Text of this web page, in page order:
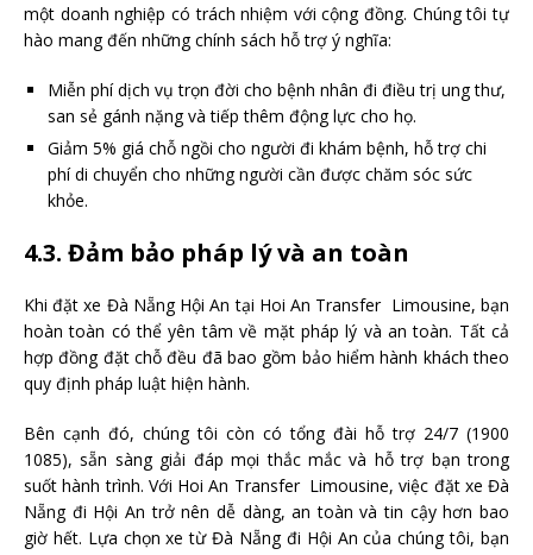
một doanh nghiệp có trách nhiệm với cộng đồng. Chúng tôi tự
hào mang đến những chính sách hỗ trợ ý nghĩa:
Miễn phí dịch vụ trọn đời cho bệnh nhân đi điều trị ung thư,
san sẻ gánh nặng và tiếp thêm động lực cho họ.
Giảm 5% giá chỗ ngồi cho người đi khám bệnh, hỗ trợ chi
phí di chuyển cho những người cần được chăm sóc sức
khỏe.
4.3. Đảm bảo pháp lý và an toàn
Khi đặt xe Đà Nẵng Hội An tại Hoi An Transfer Limousine, bạn
hoàn toàn có thể yên tâm về mặt pháp lý và an toàn. Tất cả
hợp đồng đặt chỗ đều đã bao gồm bảo hiểm hành khách theo
quy định pháp luật hiện hành.
Bên cạnh đó, chúng tôi còn có tổng đài hỗ trợ 24/7 (1900
1085), sẵn sàng giải đáp mọi thắc mắc và hỗ trợ bạn trong
suốt hành trình. Với Hoi An Transfer Limousine, việc đặt xe Đà
Nẵng đi Hội An trở nên dễ dàng, an toàn và tin cậy hơn bao
giờ hết. Lựa chọn xe từ Đà Nẵng đi Hội An của chúng tôi, bạn